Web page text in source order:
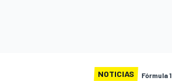
NOTICIAS Fórmula 1